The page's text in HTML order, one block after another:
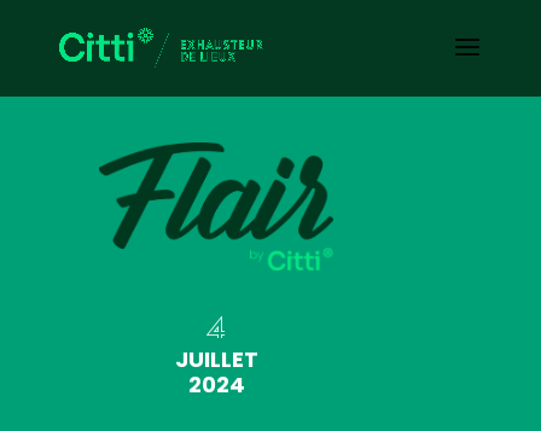
4
JUILLET
2024